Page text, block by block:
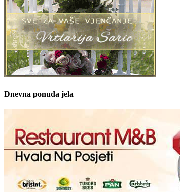
Dnevna ponuda jela